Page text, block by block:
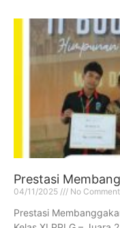
Prestasi
04/11/2025 No
Prestasi